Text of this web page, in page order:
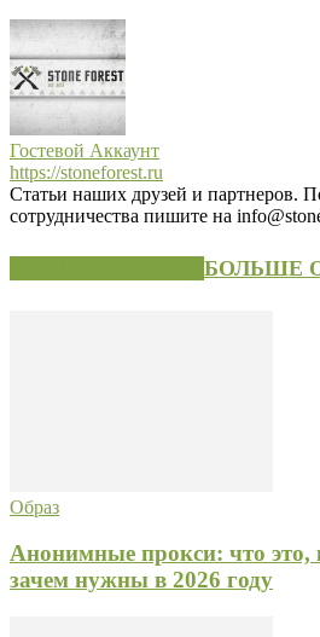
Гостевой Аккаунт
https://stoneforest.ru
Статьи наших друзей и партнеров.
сотрудничества пишите на
БОЛЬШЕ
Образ
Анонимные прокси: что это,
зачем нужны в 2026 году